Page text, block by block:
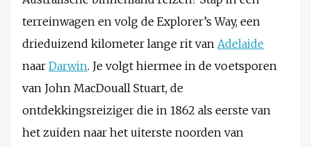
terreinwagen en volg de Explorer’s Way, een
drieduizend kilometer lange rit van Adelaide
naar Darwin. Je volgt hiermee in de voetsporen
van John MacDouall Stuart, de
ontdekkingsreiziger die in 1862 als eerste van
het zuiden naar het uiterste noorden van